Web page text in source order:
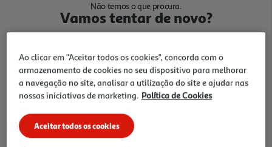
Não temos o que procura.
Vamos tentar de novo?
Ir para Homepage
Ao clicar em "Aceitar todos os cookies", concorda com o
armazenamento de cookies no seu dispositivo para melhorar
a navegação no site, analisar a utilização do site e ajudar nas
nossas iniciativas de marketing. Política de Cookies
Aceitar todos os cookies